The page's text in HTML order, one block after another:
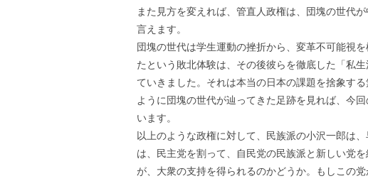
また見方を変えれば、管直人政権は、団塊の世代
言えます。
団塊の世代は学生運動の挫折から、変革不可能視
たという敗北体験は、その後彼らを徹底した「私
ていきました。それは本当の日本の課題を捨象す
ように団塊の世代が辿ってきた足跡を見れば、今
います。
以上のような政権に対して、民族派の小沢一郎は
は、民主党を割って、自民党の民族派と新しい党
が、大衆の支持を得られるのかどうか。もしこの